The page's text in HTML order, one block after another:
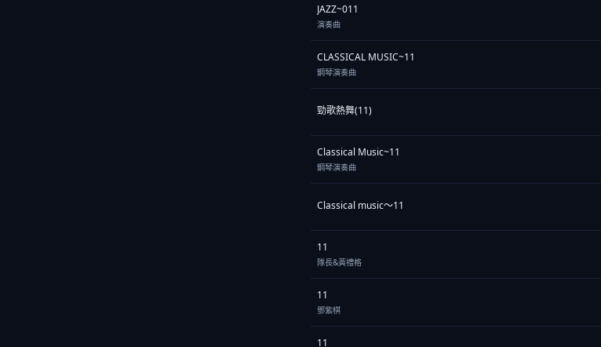
JAZZ~011
演奏曲
CLASSICAL MUSIC~11
鋼琴演奏曲
勁歌熱舞(11)
Classical Music~11
鋼琴演奏曲
Classical music～11
11
隊長&黃禮格
11
鄧紫棋
11